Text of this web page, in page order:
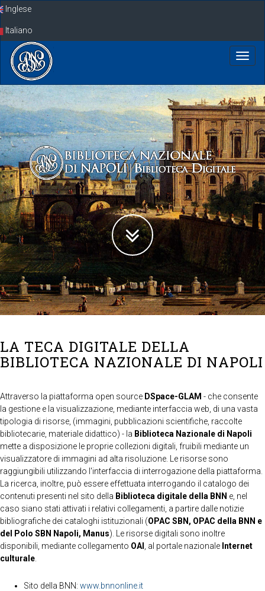
SkipInglese
Italiano
LA TECA DIGITALE DELLA
BIBLIOTECA NAZIONALE DI NAPOLI
Attraverso la piattaforma open source DSpace-GLAM - che consente
la gestione e la visualizzazione, mediante interfaccia web, di una vasta
tipologia di risorse, (immagini, pubblicazioni scientifiche, raccolte
bibliotecarie, materiale didattico) - la Biblioteca Nazionale di Napoli
mette a disposizione le proprie collezioni digitali, fruibili mediante un
visualizzatore di immagini ad alta risoluzione. Le risorse sono
raggiungibili utilizzando l'interfaccia di interrogazione della piattaforma.
La ricerca, inoltre, può essere effettuata interrogando il catalogo dei
contenuti presenti nel sito della Biblioteca digitale della BNN e, nel
caso siano stati attivati i relativi collegamenti, a partire dalle notizie
bibliografiche dei cataloghi istituzionali (OPAC SBN, OPAC della BNN e
del Polo SBN Napoli, Manus). Le risorse digitali sono inoltre
disponibili, mediante collegamento OAI , al portale nazionale Internet
culturale
Sito della BNN: www.bnnonline.it